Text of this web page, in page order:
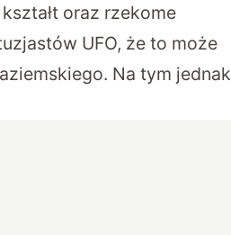
oraz rzekome
UFO, że to może
Na tym jednak